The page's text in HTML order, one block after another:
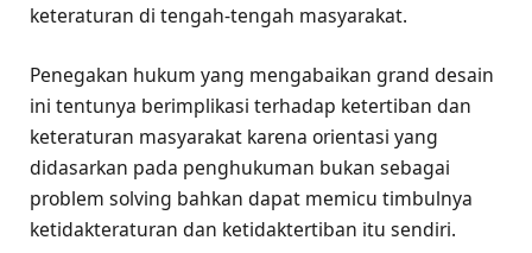
keteraturan di tengah-tengah masyarakat.
Penegakan hukum yang mengabaikan grand desain
ini tentunya berimplikasi terhadap ketertiban dan
keteraturan masyarakat karena orientasi yang
didasarkan pada penghukuman bukan sebagai
problem solving bahkan dapat memicu timbulnya
ketidakteraturan dan ketidaktertiban itu sendiri.